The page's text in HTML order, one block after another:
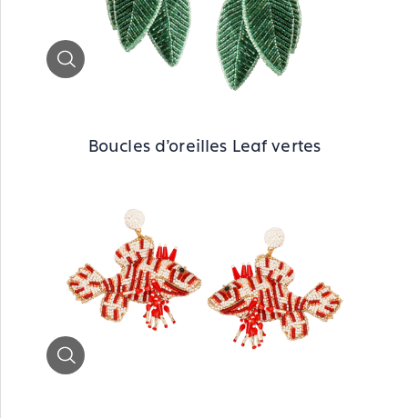
Boucles d'oreilles Leaf vertes